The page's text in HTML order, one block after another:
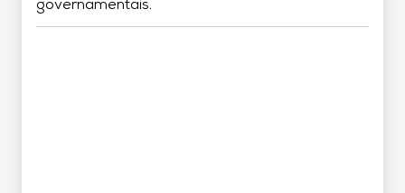
governamentais.